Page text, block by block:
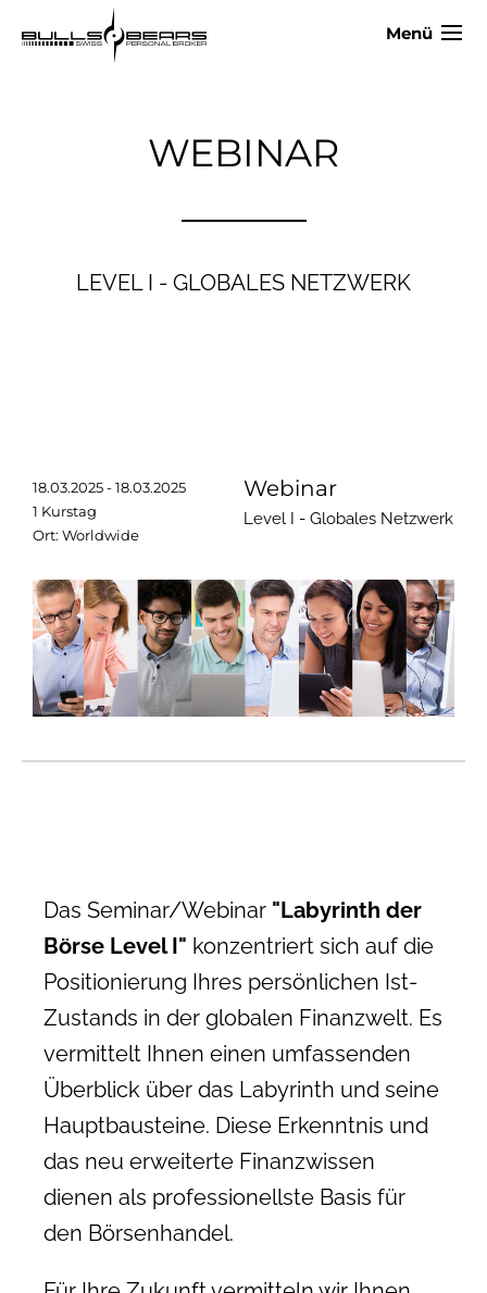
Menü
WEBINAR
LEVEL I - GLOBALES NETZWERK
18.03.2025 - 18.03.2025
1 Kurstag
Ort: Worldwide
Webinar
Level I - Globales Netzwerk
Das Seminar/Webinar "Labyrinth der
Börse Level I" konzentriert sich auf die
Positionierung Ihres persönlichen Ist-
Zustands in der globalen Finanzwelt. Es
vermittelt Ihnen einen umfassenden
Überblick über das Labyrinth und seine
Hauptbausteine. Diese Erkenntnis und
das neu erweiterte Finanzwissen
dienen als professionellste Basis für
den Börsenhandel.